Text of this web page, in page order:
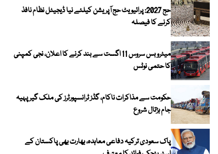
حج 2027: پرائیویٹ حج آپریشن کیلئے نیا ڈیجیٹل نظام نافذ
کرنے کا فیصلہ
میٹرو بس سروس 11 اگست سے بند کرنے کا اعلان، نجی کمپنی
کا حتمی نوٹس
حکومت سے مذاکرات ناکام، گڈز ٹرانسپورٹرز کی ملک گیر پہیہ
جام ہڑتال شروع
پاک سعودی ترکیہ دفاعی معاہدہ، بھارت بھی پاکستان کے